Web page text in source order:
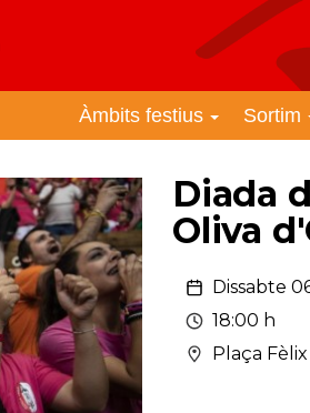
Àmbits festius Sortim
Diada
Oliva
Dissabte
18:00 h
Plaça